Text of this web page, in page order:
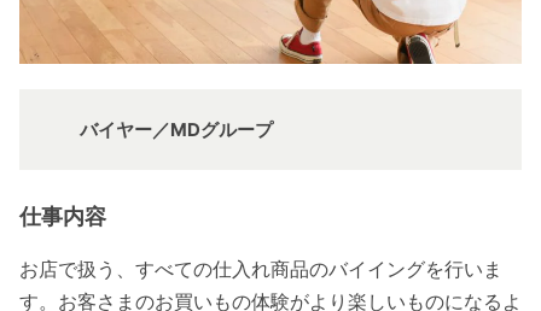
バイヤー／MDグループ
仕事内容
お店で扱う、すべての仕入れ商品のバイイングを行いま
す。お客さまのお買いもの体験がより楽しいものになるよ